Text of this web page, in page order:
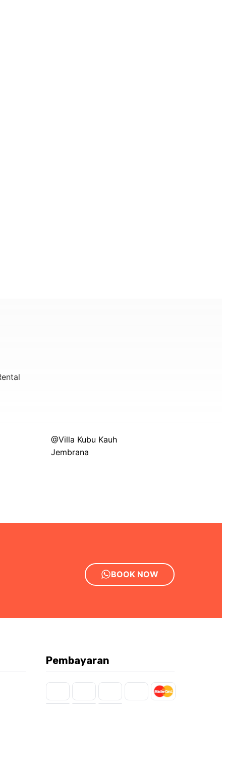
@Villa Kubu Kauh
Jembrana
BOOK NOW
Pembayaran